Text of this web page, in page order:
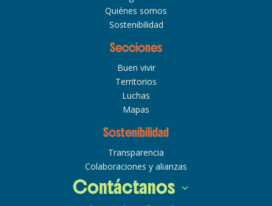
Quiénes somos
Sostenibilidad
Secciones
Buen vivir
Territorios
Luchas
Mapas
Sostenibilidad
Transparencia
Colaboraciones y alianzas
Contáctanos